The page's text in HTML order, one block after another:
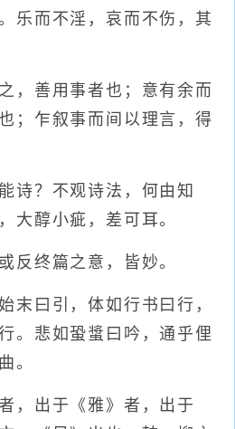
乐而不淫，哀而不伤，其
善用事者也；意有余而
；乍叙事而间以理言，得
？不观诗法，何由知
大醇小疵，差可耳。
终篇之意，皆妙。
曰引，体如行书曰行，
。悲如蛩螀曰吟，通乎俚
。
出于《雅》者，出于